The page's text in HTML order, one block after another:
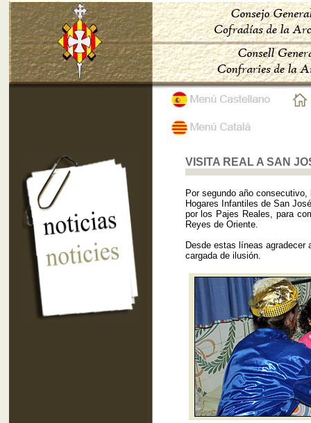
VISITA REAL A SAN
Por segundo año
Hogares Infantiles de San
por los Pajes Reales, para
Reyes de Oriente.
Desde estas líneas
cargada de ilusión.